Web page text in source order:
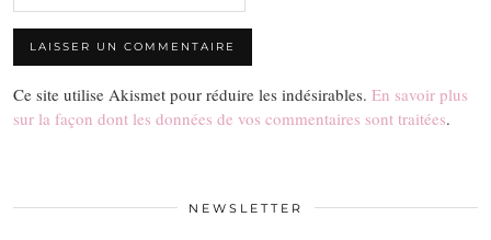
Ce site utilise Akismet pour réduire les indésirables. En savoir plus
sur la façon dont les données de vos commentaires sont traitées.
NEWSLETTER